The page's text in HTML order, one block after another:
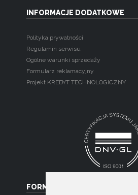
INFORMACJE DODATKOWE
Polityka prywatności
Regulamin serwisu
Ogólne warunki sprzedaży
Formularz reklamacyjny
Projekt KREDYT TECHNOLOGICZNY
FORMULARZ